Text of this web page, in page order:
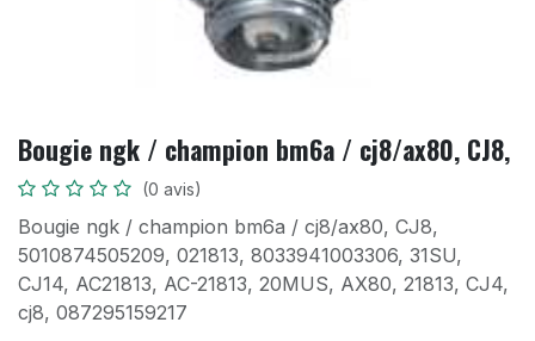
Bougie ngk / champion bm6a / cj8/ax80, CJ8,
(0 avis)
Bougie ngk / champion bm6a / cj8/ax80, CJ8,
5010874505209, 021813, 8033941003306, 31SU,
CJ14, AC21813, AC-21813, 20MUS, AX80, 21813, CJ4,
cj8, 087295159217